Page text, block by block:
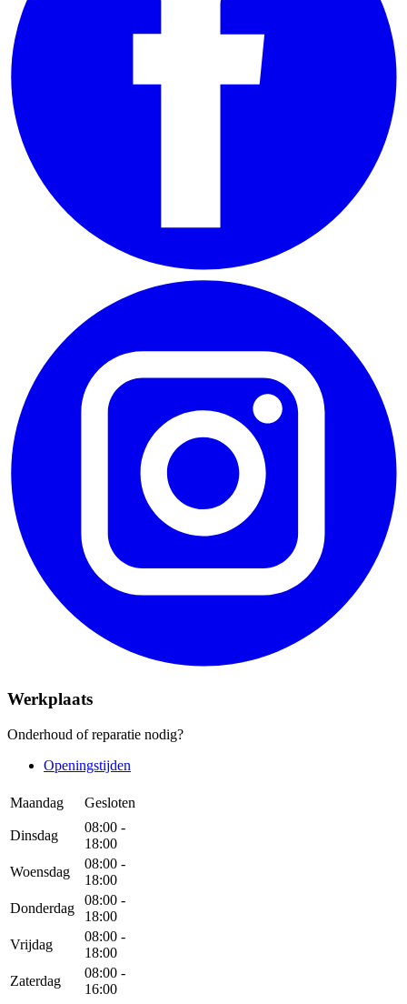
Werkplaats
Onderhoud of reparatie nodig?
Openingstijden
Maandag Gesloten
Dinsdag
08:00 -
18:00
Woensdag
08:00 -
18:00
Donderdag
08:00 -
18:00
Vrijdag
08:00 -
18:00
Zaterdag
08:00 -
16:00